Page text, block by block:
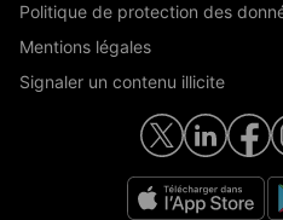
Politique de protection des
Mentions légales
Signaler un contenu illicite